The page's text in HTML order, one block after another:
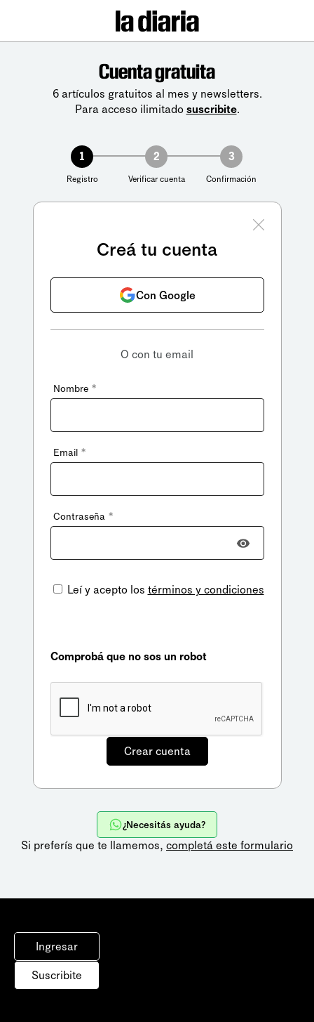
Cuenta gratuita
6 artículos gratuitos al mes y newsletters.
Para acceso ilimitado suscribite.
1
Registro
2
Verificar cuenta
3
Confirmación
Creá tu cuenta
Con Google
O con tu email
Nombre *
Email *
Contraseña *
Leí y acepto los términos y condiciones
Comprobá que no sos un robot
¿Necesitás ayuda?
Si preferís que te llamemos, completá este formulario
Ingresar
Suscribite